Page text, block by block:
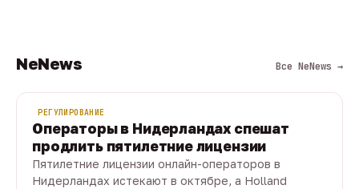
NeNews Все NeNews →
РЕГУЛИРОВАНИЕ
Операторы в Нидерландах спешат
продлить пятилетние лицензии
Пятилетние лицензии онлайн-операторов в
Нидерландах истекают в октябре, а Holland